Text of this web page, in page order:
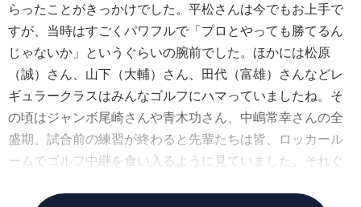
らったことがきっかけでした。平松さんは今でもお上手で
すが、当時はすごくパワフルで「プロとやっても勝てるん
じゃないか」というぐらいの腕前でした。ほかには松原
（誠）さん、山下（大輔）さん、田代（富雄）さんなどレ
ギュラークラスはみんなゴルフにハマっていましたね。そ
の頃はジャンボ尾崎さんや青木功さん、中嶋常幸さんの全
盛期。試合前の練習が終わると先輩たちは皆、ロッカール
ームでゴルフ中継を食い入るように見ていました。それぐ